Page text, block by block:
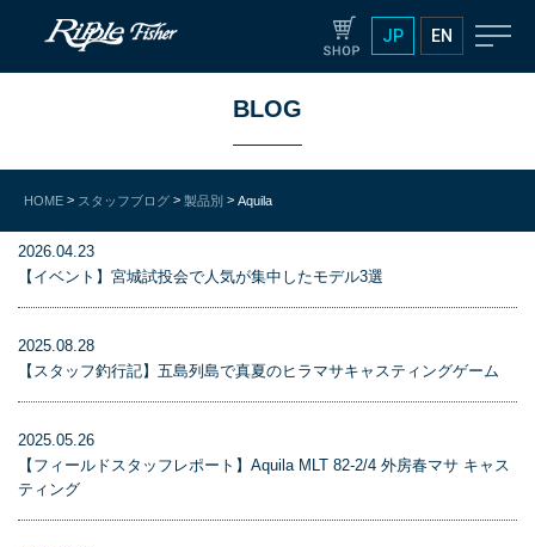
JP EN
BLOG
HOME > スタッフブログ > 製品別 > Aquila
2026.04.23
【イベント】宮城試投会で人気が集中したモデル3選
2025.08.28
【スタッフ釣行記】五島列島で真夏のヒラマサキャスティングゲーム
2025.05.26
【フィールドスタッフレポート】Aquila MLT 82-2/4 外房春マサ キャス
ティング